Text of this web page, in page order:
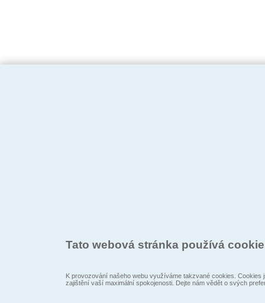
Tato webová stránka používá
K provozování našeho webu využíváme takzvané cookies.
zajištění vaší maximální spokojenosti. Dejte nám vědět o svých